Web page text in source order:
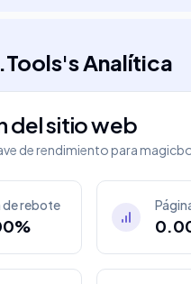
'sAnalítica
del sitio web
de rendimiento para
de rebote